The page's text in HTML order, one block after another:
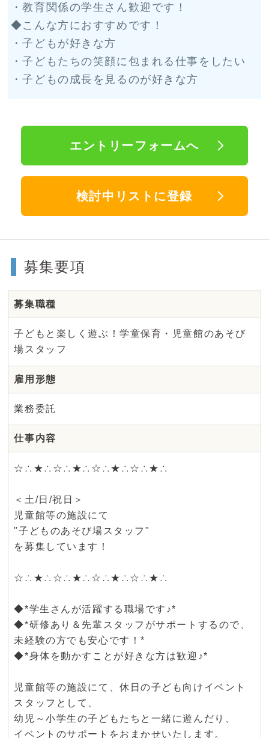
・教育関係の学生さん歓迎です！
◆こんな方におすすめです！
・子どもが好きな方
・子どもたちの笑顔に包まれる仕事をしたい
・子どもの成長を見るのが好きな方
エントリーフォームへ
検討中リストに登録
募集要項
募集職種
子どもと楽しく遊ぶ！学童保育・児童館のあそび
場スタッフ
雇用形態
業務委託
仕事内容
☆∴★∴☆∴★∴☆∴★∴☆∴★∴
＜土/日/祝日＞
児童館等の施設にて
"子どものあそび場スタッフ"
を募集しています！
☆∴★∴☆∴★∴☆∴★∴☆∴★∴
◆*学生さんが活躍する職場です♪*
◆*研修あり＆先輩スタッフがサポートするので、
未経験の方でも安心です！*
◆*身体を動かすことが好きな方は歓迎♪*
児童館等の施設にて、休日の子ども向けイベント
スタッフとして、
幼児～小学生の子どもたちと一緒に遊んだり、
イベントのサポートをおまかせいたします。